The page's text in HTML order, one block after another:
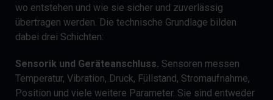
wo entstehen und wie sie sicher und zuverlässig
übertragen werden. Die technische Grundlage bilden
dabei drei Schichten:
Sensorik und Geräteanschluss. Sensoren messen
Temperatur, Vibration, Druck, Füllstand, Stromaufnahme,
Position und viele weitere Parameter. Sie sind entweder